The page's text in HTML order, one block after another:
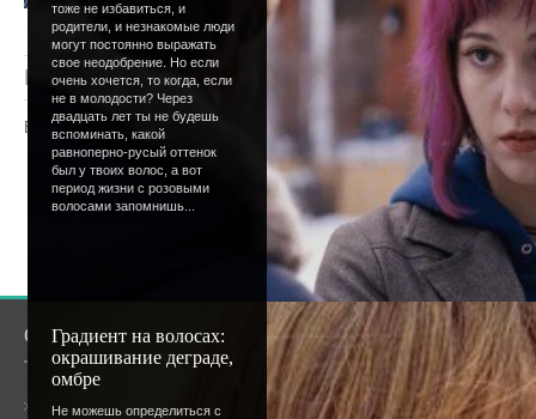
тоже не избавиться, и
родители, и незнакомые люди
могут постоянно выражать
свое неодобрение. Но если
очень хочется, то когда, если
не в молодости? Через
двадцать лет ты не будешь
вспоминать, какой
равноперно-русый оттенок
был у твоих волос, а вот
период жизни с розовыми
волосами запомнишь...
Градиент на волосах:
окрашивание деграде,
омбре
Не можешь определиться с
Просмотров: 1791 | Lettera| Рейтинг :
Всего комментариев : 0
Добавлять комментарии могут
пользователи.
[
Регистрация|
О сайте
Общая информация
Сообщество